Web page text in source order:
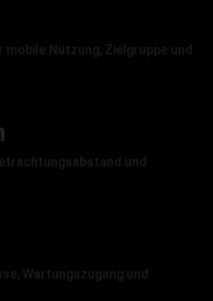
Nutzung, Zielgruppe und
und
Wartungszugang und